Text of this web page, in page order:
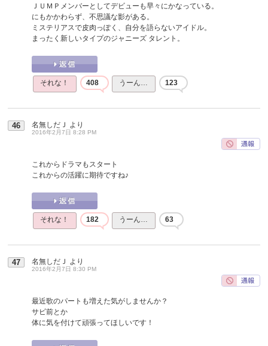
ＪＵＭＰメンバーとしてデビューも早々にかなっている。
にもかかわらず、不思議な影がある。
ミステリアスで皮肉っぽく、自分を語らないアイドル。
まったく新しいタイプのジャニーズ タレント。
それな！ 408 うーん… 123
46 名無しだＪ より
2016年2月7日 8:28 PM
これからドラマもスタート
これからの活躍に期待ですね♪
それな！ 182 うーん… 63
47 名無しだＪ より
2016年2月7日 8:30 PM
最近歌のパートも増えた気がしませんか？
サビ前とか
体に気を付けて頑張ってほしいです！